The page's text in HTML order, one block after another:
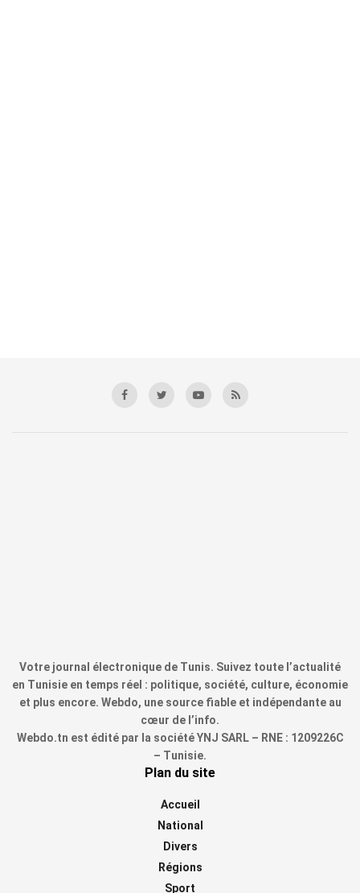
Votre journal électronique de Tunis. Suivez toute l’actualité
en Tunisie en temps réel : politique, société, culture, économie
et plus encore. Webdo, une source fiable et indépendante au
cœur de l’info.
Webdo.tn est édité par la société YNJ SARL – RNE : 1209226C
– Tunisie.
Plan du site
Accueil
National
Divers
Régions
Sport